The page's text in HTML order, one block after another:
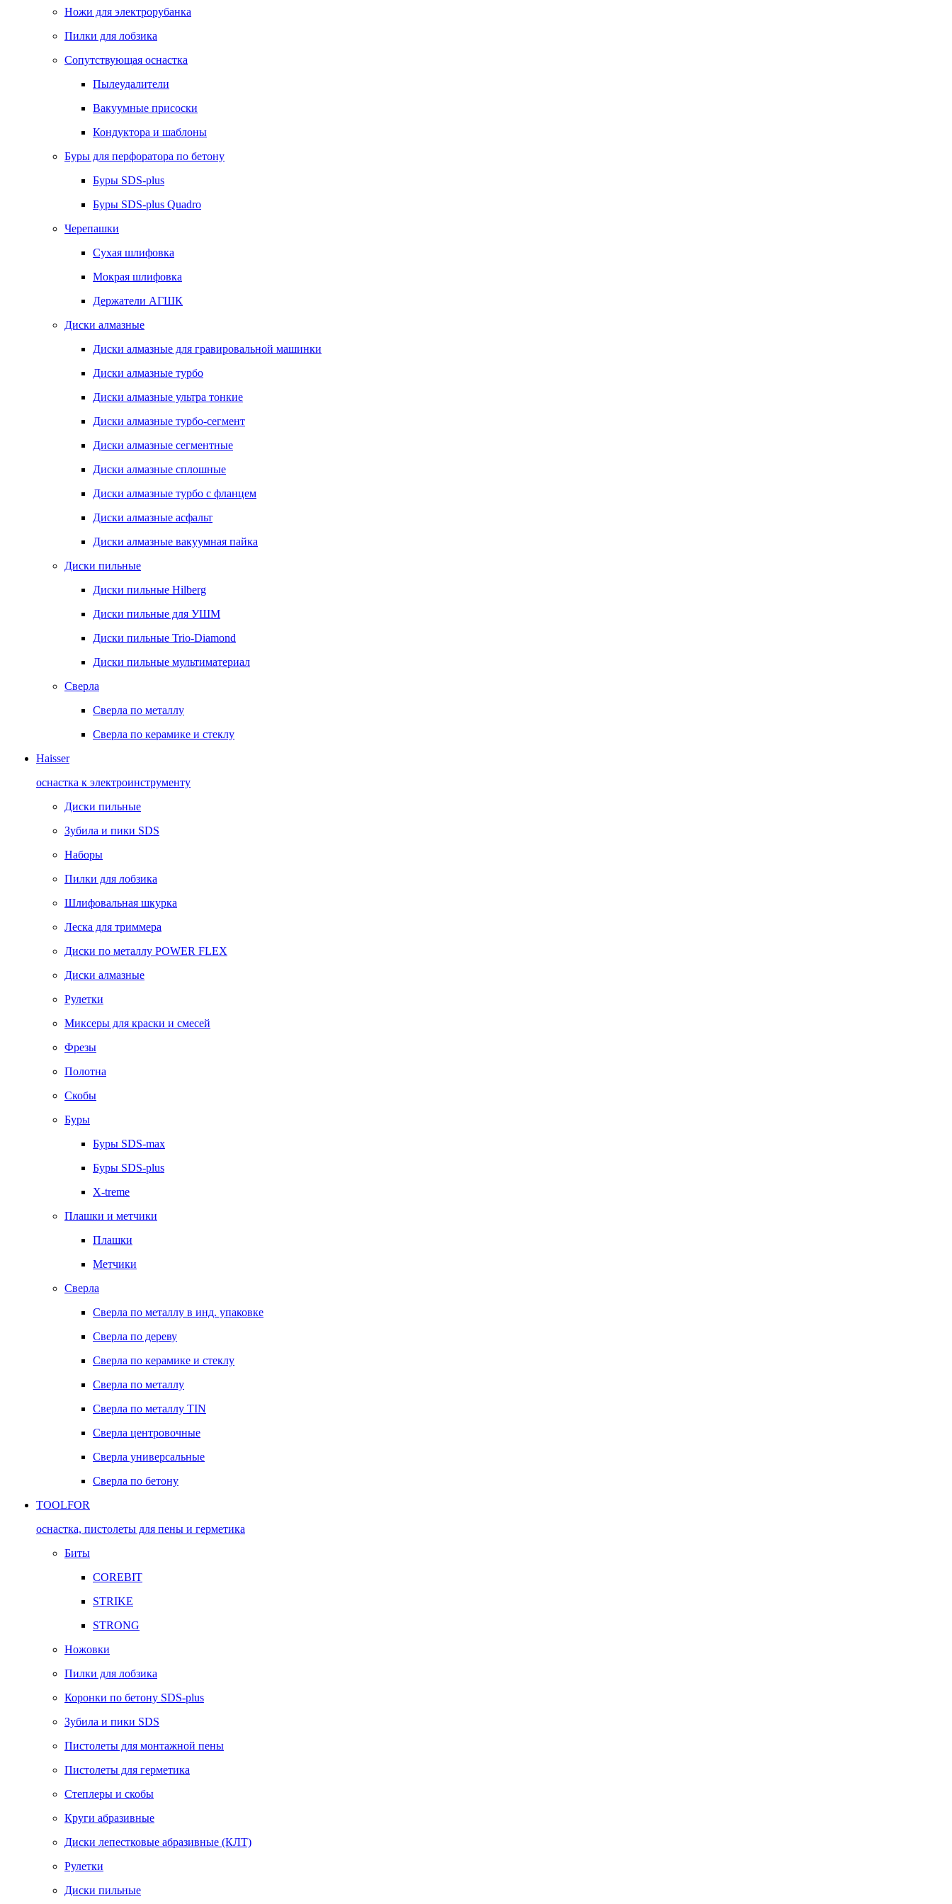
Ножи для электрорубанка
Пилки для лобзика
Сопутствующая оснастка
Пылеудалители
Вакуумные присоски
Кондуктора и шаблоны
Буры для перфоратора по бетону
Буры SDS-plus
Буры SDS-plus Quadro
Черепашки
Сухая шлифовка
Мокрая шлифовка
Держатели АГШК
Диски алмазные
Диски алмазные для гравировальной машинки
Диски алмазные турбо
Диски алмазные ультра тонкие
Диски алмазные турбо-сегмент
Диски алмазные сегментные
Диски алмазные сплошные
Диски алмазные турбо с фланцем
Диски алмазные асфальт
Диски алмазные вакуумная пайка
Диски пильные
Диски пильные Hilberg
Диски пильные для УШМ
Диски пильные Trio-Diamond
Диски пильные мультиматериал
Сверла
Сверла по металлу
Сверла по керамике и стеклу
Haisser
оснастка к электроинструменту
Диски пильные
Зубила и пики SDS
Наборы
Пилки для лобзика
Шлифовальная шкурка
Леска для триммера
Диски по металлу POWER FLEX
Диски алмазные
Рулетки
Миксеры для краски и смесей
Фрезы
Полотна
Скобы
Буры
Буры SDS-max
Буры SDS-plus
X-treme
Плашки и метчики
Плашки
Метчики
Сверла
Сверла по металлу в инд. упаковке
Сверла по дереву
Сверла по керамике и стеклу
Сверла по металлу
Сверла по металлу TIN
Сверла центровочные
Сверла универсальные
Сверла по бетону
TOOLFOR
оснастка, пистолеты для пены и герметика
Биты
COREBIT
STRIKE
STRONG
Ножовки
Пилки для лобзика
Коронки по бетону SDS-plus
Зубила и пики SDS
Пистолеты для монтажной пены
Пистолеты для герметика
Степлеры и скобы
Круги абразивные
Диски лепестковые абразивные (КЛТ)
Рулетки
Диски пильные